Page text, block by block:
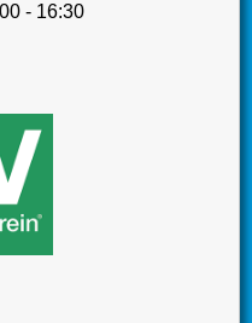
- 16:30